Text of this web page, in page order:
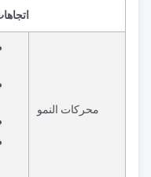
محركات النمو